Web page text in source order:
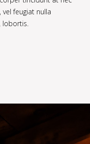
feugiat nulla
lobortis.